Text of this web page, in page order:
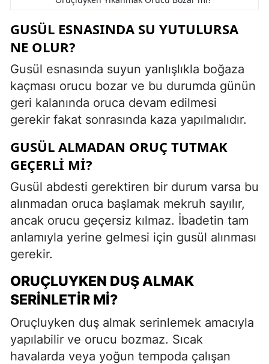
GUSÜL ESNASINDA SU YUTULURSA
NE OLUR?
Gusül esnasında suyun yanlışlıkla boğaza
kaçması orucu bozar ve bu durumda günün
geri kalanında oruca devam edilmesi
gerekir fakat sonrasında kaza yapılmalıdır.
GUSÜL ALMADAN ORUÇ TUTMAK
GEÇERLI MI?
Gusül abdesti gerektiren bir durum varsa bu
alınmadan oruca başlamak mekruh sayılır,
ancak orucu geçersiz kılmaz. İbadetin tam
anlamıyla yerine gelmesi için gusül alınması
gerekir.
ORUÇLUYKEN DUŞ ALMAK
SERINLETIR MI?
Oruçluyken duş almak serinlemek amacıyla
yapılabilir ve orucu bozmaz. Sıcak
havalarda veya yoğun tempoda çalışan